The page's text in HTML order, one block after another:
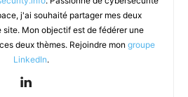
j'ai souhaité partager mes deux
site. Mon objectif est de fédérer une
deux thèmes. Rejoindre mon groupe
LinkedIn.